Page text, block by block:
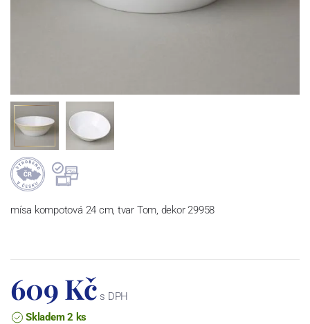
mísa kompotová 24 cm, tvar Tom, dekor 29958
609 Kč s DPH
Skladem 2 ks